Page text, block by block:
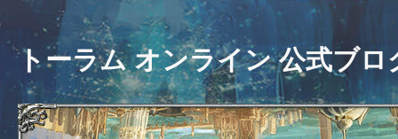
トーラム オンライン 公式ブロ